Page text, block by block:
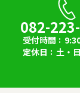
082-
受付時間
定休日
土・